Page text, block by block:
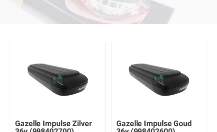
Gazelle Impulse Zilver Gazelle Impulse Goud